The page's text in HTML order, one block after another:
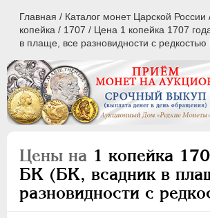
Главная / Каталог монет Царской России
копейка / 1707 / Цена 1 копейка 1707
в плаще, все разновидности с редкостью
Цены на 1 копейка
БК (БК, всадник в
разновидности с
ПEТР I 1699 - 1725
Серебро
Медь
5 копеек